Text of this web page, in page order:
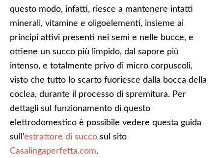
questo modo, infatti, riesce a mantenere intatti
minerali, vitamine e oligoelementi, insieme ai
principi attivi presenti nei semi e nelle bucce, e
ottiene un succo più limpido, dal sapore più
intenso, e totalmente privo di micro corpuscoli,
visto che tutto lo scarto fuoriesce dalla bocca della
coclea, durante il processo di spremitura. Per
dettagli sul funzionamento di questo
elettrodomestico è possibile vedere questa guida
sull’estrattore di succo sul sito
Casalingaperfetta.com.